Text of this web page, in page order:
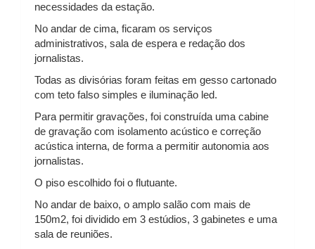
necessidades da estação.
No andar de cima, ficaram os serviços
administrativos, sala de espera e redação dos
jornalistas.
Todas as divisórias foram feitas em gesso cartonado
com teto falso simples e iluminação led.
Para permitir gravações, foi construída uma cabine
de gravação com isolamento acústico e correção
acústica interna, de forma a permitir autonomia aos
jornalistas.
O piso escolhido foi o flutuante.
No andar de baixo, o amplo salão com mais de
150m2, foi dividido em 3 estúdios, 3 gabinetes e uma
sala de reuniões.